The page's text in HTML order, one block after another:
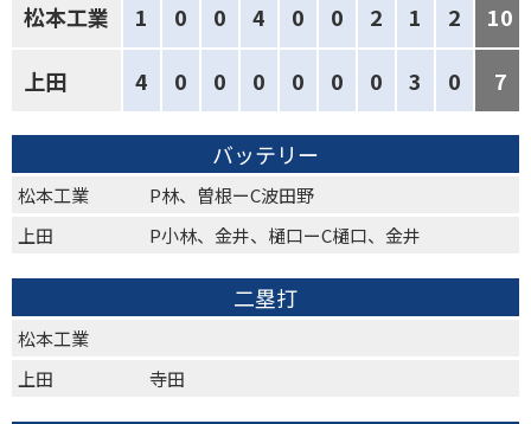
松本工業 1 0 0 4 0 0 2 1 2 10
上田 4 0 0 0 0 0 0 3 0 7
バッテリー
松本工業
P林、曽根ーC波田野
上田
P小林、金井、樋口ーC樋口、金井
二塁打
松本工業
上田
寺田